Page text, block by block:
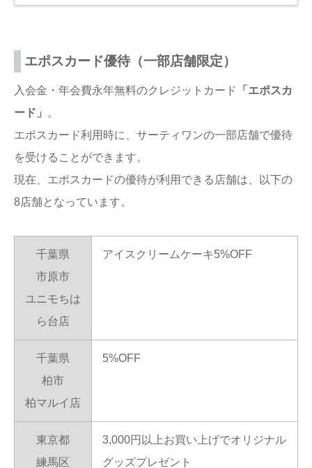
エポスカード優待（一部店舗限定）
入会金・年会費永年無料のクレジットカード
「エポスカ
ード」
。
エポスカード利用時に、サーティワンの一部店舗で優待
を受けることができます。
現在、エポスカードの優待が利用できる店舗は、以下の
8店舗となっています。
千葉県
市原市
ユニモちは
ら台店
アイスクリームケーキ5%OFF
千葉県
柏市
柏マルイ店
5%OFF
東京都
練馬区
3,000円以上お買い上げでオリジナル
グッズプレゼント